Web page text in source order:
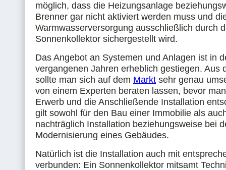
möglich, dass die Heizungsanlage
Brenner gar nicht aktiviert werden muss und
Warmwasserversorgung ausschließlich durch
Sonnenkollektor sichergestellt wird.
Das Angebot an Systemen und Anlagen ist in
vergangenen Jahren erheblich gestiegen. Aus
sollte man sich auf dem Markt sehr genau
von einem Experten beraten lassen, bevor
Erwerb und die Anschließende Installation
gilt sowohl für den Bau einer Immobilie als
nachträglich Installation beziehungsweise bei
Modernisierung eines Gebäudes.
Natürlich ist die Installation auch mit
verbunden: Ein Sonnenkollektor mitsamt